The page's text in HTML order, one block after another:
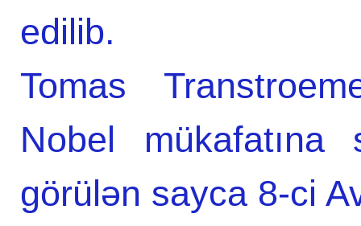
edilib.
Tomas
Nobel
görülən sayca 8-ci